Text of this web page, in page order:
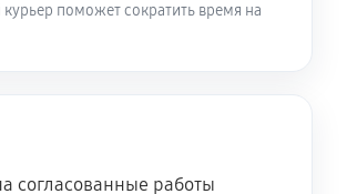
диска
поможет сократить время на
согласованные работы